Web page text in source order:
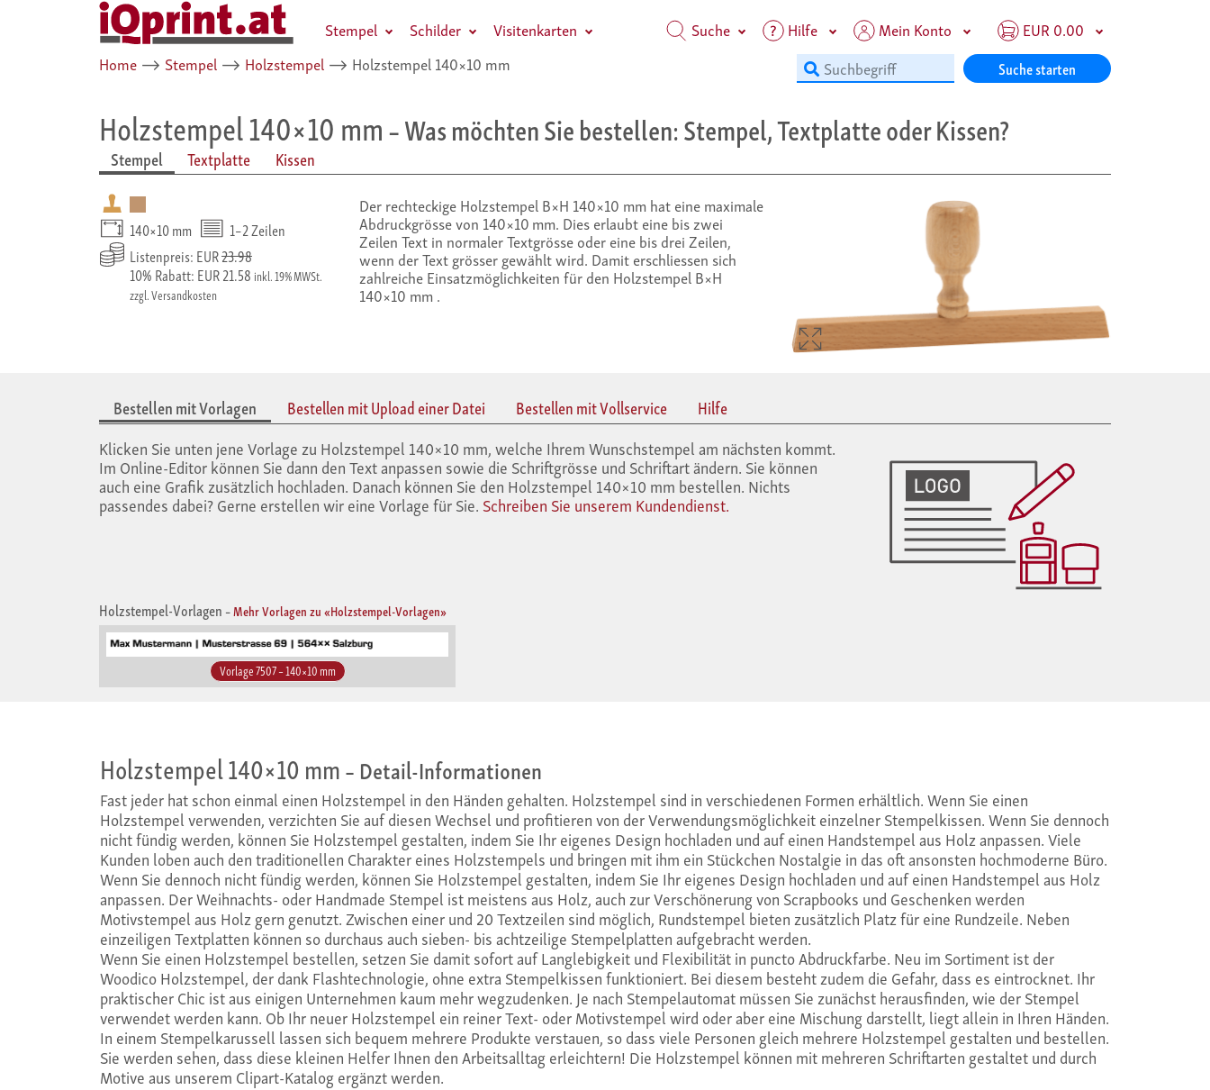
Stempel Schilder Visitenkarten Suche Hilfe Mein Konto
EUR 0.00
Home ⟶ Stempel ⟶ Holzstempel ⟶ Holzstempel 140×10 mm Suche starten
Holzstempel 140×10 mm– Was möchten Sie bestellen: Stempel, Textplatte oder Kissen?
Stempel Textplatte Kissen
140×10 mm
1–2 Zeilen
Listenpreis: EUR23.98
10% Rabatt: EUR 21.58 inkl. 19% MWSt.
zzgl. Versandkosten
Der rechteckige Holzstempel B×H 140×10 mm hat eine maximale
Abdruckgrösse von 140×10 mm. Dies erlaubt eine bis zwei
Zeilen Text in normaler Textgrösse oder eine bis drei Zeilen,
wenn der Text grösser gewählt wird. Damit erschliessen sich
zahlreiche Einsatzmöglichkeiten für den Holzstempel B×H
140×10 mm .
Bestellen mit Vorlagen Bestellen mit Upload einer Datei Bestellen mit Vollservice Hilfe
Klicken Sie unten jene Vorlage zu Holzstempel 140×10 mm, welche Ihrem Wunschstempel am nächsten kommt.
Im Online-Editor können Sie dann den Text anpassen sowie die Schriftgrösse und Schriftart ändern. Sie können
auch eine Grafik zusätzlich hochladen. Danach können Sie den Holzstempel 140×10 mm bestellen. Nichts
passendes dabei? Gerne erstellen wir eine Vorlage für Sie. Schreiben Sie unserem Kundendienst.
Holzstempel-Vorlagen –Mehr Vorlagen zu «Holzstempel-Vorlagen»
Vorlage 7507 – 140×10 mm
Holzstempel 140×10 mm– Detail-Informationen
Fast jeder hat schon einmal einen Holzstempel in den Händen gehalten. Holzstempel sind in verschiedenen Formen erhältlich. Wenn Sie einen
Holzstempel verwenden, verzichten Sie auf diesen Wechsel und profitieren von der Verwendungsmöglichkeit einzelner Stempelkissen. Wenn Sie dennoch
nicht fündig werden, können Sie Holzstempel gestalten, indem Sie Ihr eigenes Design hochladen und auf einen Handstempel aus Holz anpassen. Viele
Kunden loben auch den traditionellen Charakter eines Holzstempels und bringen mit ihm ein Stückchen Nostalgie in das oft ansonsten hochmoderne Büro.
Wenn Sie dennoch nicht fündig werden, können Sie Holzstempel gestalten, indem Sie Ihr eigenes Design hochladen und auf einen Handstempel aus Holz
anpassen. Der Weihnachts- oder Handmade Stempel ist meistens aus Holz, auch zur Verschönerung von Scrapbooks und Geschenken werden
Motivstempel aus Holz gern genutzt. Zwischen einer und 20 Textzeilen sind möglich, Rundstempel bieten zusätzlich Platz für eine Rundzeile. Neben
einzeiligen Textplatten können so durchaus auch sieben- bis achtzeilige Stempelplatten aufgebracht werden.
Wenn Sie einen Holzstempel bestellen, setzen Sie damit sofort auf Langlebigkeit und Flexibilität in puncto Abdruckfarbe. Neu im Sortiment ist der
Woodico Holzstempel, der dank Flashtechnologie, ohne extra Stempelkissen funktioniert. Bei diesem besteht zudem die Gefahr, dass es eintrocknet. Ihr
praktischer Chic ist aus einigen Unternehmen kaum mehr wegzudenken. Je nach Stempelautomat müssen Sie zunächst herausfinden, wie der Stempel
verwendet werden kann. Ob Ihr neuer Holzstempel ein reiner Text- oder Motivstempel wird oder aber eine Mischung darstellt, liegt allein in Ihren Händen.
In einem Stempelkarussell lassen sich bequem mehrere Produkte verstauen, so dass viele Personen gleich mehrere Holzstempel gestalten und bestellen.
Sie werden sehen, dass diese kleinen Helfer Ihnen den Arbeitsalltag erleichtern! Die Holzstempel können mit mehreren Schriftarten gestaltet und durch
Motive aus unserem Clipart-Katalog ergänzt werden.